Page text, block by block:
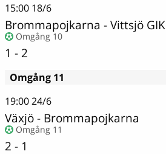
15:00 18/6
Brommapojkarna -Vittsjö GIK
Omgång 10
1 - 2
Omgång 11
19:0024/6
Växjö- Brommapojkarna
Omgång 11
2 - 1